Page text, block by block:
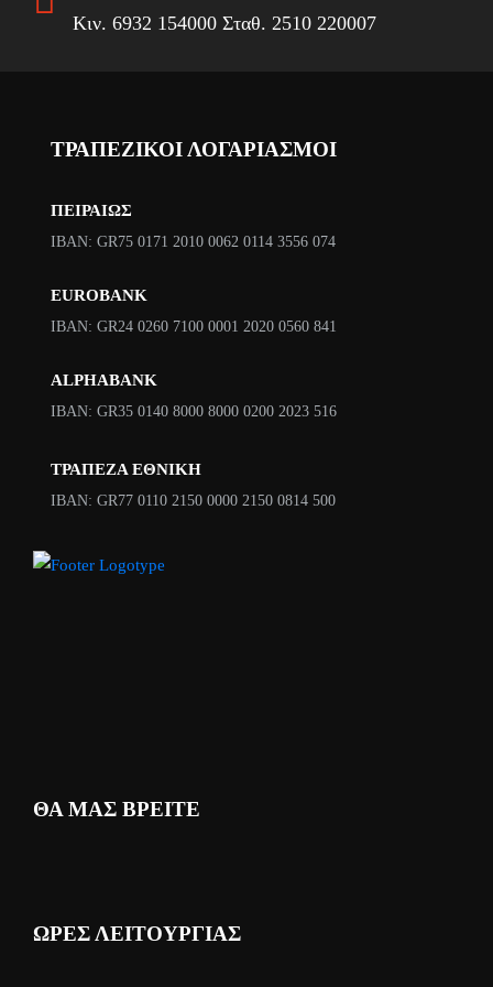
Κιν. 6932 154000 Σταθ. 2510 220007
ΤΡΑΠΕΖΙΚΟΙ ΛΟΓΑΡΙΑΣΜΟΙ
ΠΕΙΡΑΙΩΣ
ΙΒΑΝ: GR75 0171 2010 0062 0114 3556 074
EUROBANK
IBAN: GR24 0260 7100 0001 2020 0560 841
ALPHABANK
IBAN: GR35 0140 8000 8000 0200 2023 516
ΤΡΑΠΕΖΑ ΕΘΝΙΚΗ
ΙΒΑΝ: GR77 0110 2150 0000 2150 0814 500
ΘΑ ΜΑΣ ΒΡΕΙΤΕ
ΩΡΕΣ ΛΕΙΤΟΥΡΓΙΑΣ